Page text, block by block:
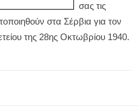
σας τις
στα Σέρβια για τον
της 28ης Οκτωβρίου 1940.